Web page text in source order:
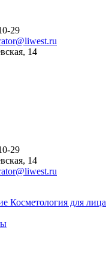
29
14
29
14
Косметология для лица